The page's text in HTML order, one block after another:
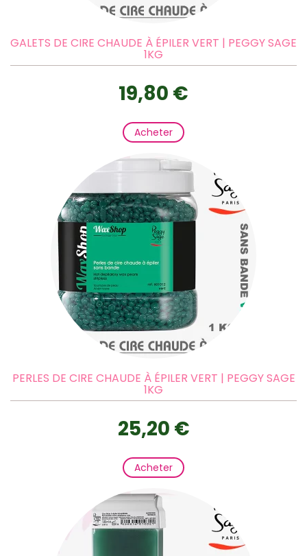
GALETS DE CIRE CHAUDE À ÉPILER VERT | PEGGY SAGE
1KG
19,80 €
Acheter
PERLES DE CIRE CHAUDE À ÉPILER VERT | PEGGY SAGE
1KG
25,20 €
Acheter